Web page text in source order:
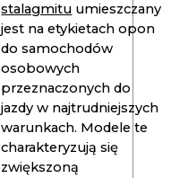
stalagmitu umieszczany
jest na etykietach opon
do samochodów
osobowych
przeznaczonych do
jazdy w najtrudniejszych
warunkach. Modele te
charakteryzują się
zwiększoną